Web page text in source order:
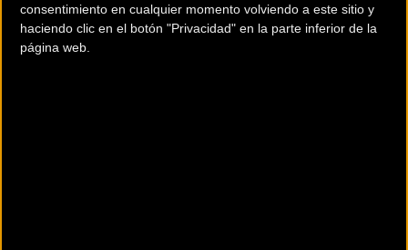
consentimiento en cualquier momento volviendo a este sitio y
haciendo clic en el botón "Privacidad" en la parte inferior de la
página web.